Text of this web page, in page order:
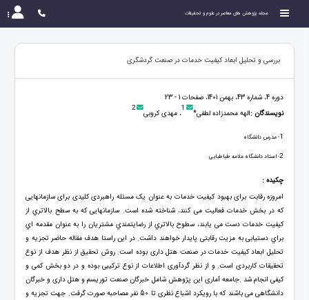
مجله پژوهش های معاصر در علوم و تحقیقات
بررسی و تحلیل ابعاد کیفیت خدمات در صنعت گردشگری
دوره 4، شماره 43، بهمن 1401، صفحات 1 - 23
نویسندگان :الهه محمدزاده لطفی* 1، مهدی کروبی 2
1- مدرس دانشگاه
2- استاد دانشگاه علامه طباطبایی
چکیده :
امروزه رقابت برای بهبود کیفیت خدمات به عنوان یک مسئله راهبردی کلیدی برای سازمانهایی
که در بخش خدمات فعالیت می کنند، شناخته شده است. سازمانهایی که به سطح بالاتري از
کیفیت خدمات دست می یابند، سطوح بالاتري از رضایتمندي مشتریان را به عنوان مقدمه اي
براي دستیابی به مزیت رقابتی پایدار خواهند داشت. در این راستا هدف مقاله حاضر تجزیه و
تحلیل ابعاد کیفیت خدمات در صنعت هتل داری بوده است. روش تحقیق از نظر هدف از نوع
تحقیقات کاربردی است. و از نظر گردآوری اطلاعات از نوع ترکیبی بوده و در دو بخش کمی و
کیفی انجام شد .جامعه آماری این پژوهش شامل خبرگان صنعت توریسم و هتل داری و خبرگان
دانشگاهی می باشند که با رویکرد اشباع نظری تا 50 نفر مصاحبه صورت گرفت. جهت تجزیه و